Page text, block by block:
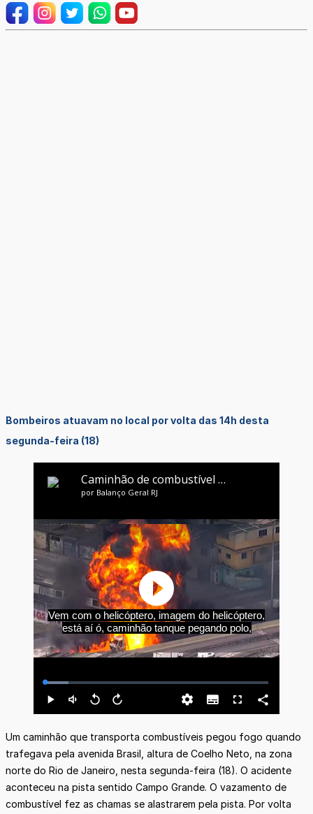
Bombeiros atuavam no local por volta das 14h desta
segunda-feira (18)
Um caminhão que transporta combustíveis pegou fogo quando
trafegava pela avenida Brasil, altura de Coelho Neto, na zona
norte do Rio de Janeiro, nesta segunda-feira (18). O acidente
aconteceu na pista sentido Campo Grande. O vazamento de
combustível fez as chamas se alastrarem pela pista. Por volta